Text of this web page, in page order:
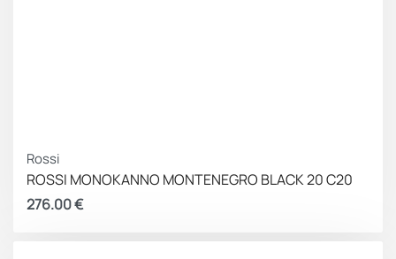
Rossi
ROSSI ΜΟΝΟΚΑΝΝΟ MONTENEGRO BLACK 20 C20
276.00€